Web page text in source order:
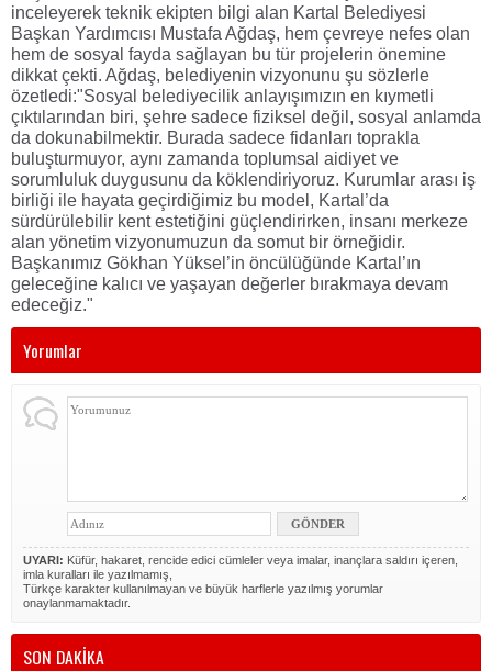
inceleyerek teknik ekipten bilgi alan Kartal Belediyesi
Başkan Yardımcısı Mustafa Ağdaş, hem çevreye nefes olan
hem de sosyal fayda sağlayan bu tür projelerin önemine
dikkat çekti. Ağdaş, belediyenin vizyonunu şu sözlerle
özetledi:"Sosyal belediyecilik anlayışımızın en kıymetli
çıktılarından biri, şehre sadece fiziksel değil, sosyal anlamda
da dokunabilmektir. Burada sadece fidanları toprakla
buluşturmuyor, aynı zamanda toplumsal aidiyet ve
sorumluluk duygusunu da köklendiriyoruz. Kurumlar arası iş
birliği ile hayata geçirdiğimiz bu model, Kartal’da
sürdürülebilir kent estetiğini güçlendirirken, insanı merkeze
alan yönetim vizyonumuzun da somut bir örneğidir.
Başkanımız Gökhan Yüksel’in öncülüğünde Kartal’ın
geleceğine kalıcı ve yaşayan değerler bırakmaya devam
edeceğiz."
Yorumlar
UYARI: Küfür, hakaret, rencide edici cümleler veya imalar, inançlara saldırı içeren,
imla kuralları ile yazılmamış,
Türkçe karakter kullanılmayan ve büyük harflerle yazılmış yorumlar
onaylanmamaktadır.
SON DAKİKA